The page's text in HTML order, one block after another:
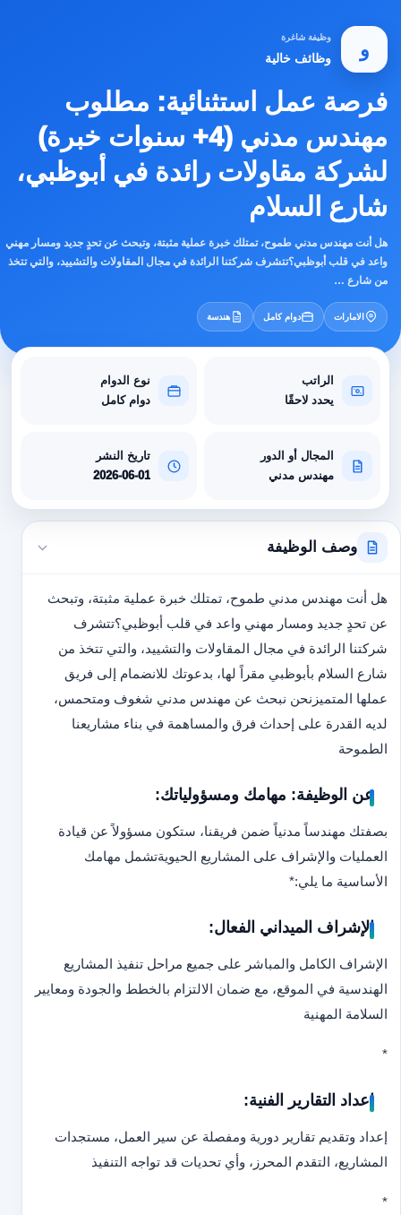
و
وظيفة شاغرة
وظائف خالية
فرصة عمل استثنائية: مطلوب
مهندس مدني (4+ سنوات خبرة)
لشركة مقاولات رائدة في أبوظبي،
شارع السلام
هل أنت مهندس مدني طموح، تمتلك خبرة عملية مثبتة، وتبحث عن تحدٍ جديد ومسار مهني
واعد في قلب أبوظبي؟تتشرف شركتنا الرائدة في مجال المقاولات والتشييد، والتي تتخذ
من شارع …
الامارات دوام كامل هندسة
الراتب
يحدد لاحقًا
نوع الدوام
دوام كامل
المجال أو الدور
مهندس مدني
تاريخ النشر
2026-06-01
وصف الوظيفة
هل أنت مهندس مدني طموح، تمتلك خبرة عملية مثبتة، وتبحث
عن تحدٍ جديد ومسار مهني واعد في قلب أبوظبي؟تتشرف
شركتنا الرائدة في مجال المقاولات والتشييد، والتي تتخذ من
شارع السلام بأبوظبي مقراً لها، بدعوتك للانضمام إلى فريق
عملها المتميز نحن نبحث عن مهندس مدني شغوف ومتحمس،
لديه القدرة على إحداث فرق والمساهمة في بناء مشاريعنا
الطموحة
عن الوظيفة: مهامك ومسؤولياتك:
بصفتك مهندساً مدنياً ضمن فريقنا، ستكون مسؤولاً عن قيادة
العمليات والإشراف على المشاريع الحيويةتشمل مهامك
الأساسية ما يلي:*
الإشراف الميداني الفعال:
الإشراف الكامل والمباشر على جميع مراحل تنفيذ المشاريع
الهندسية في الموقع، مع ضمان الالتزام بالخطط والجودة ومعايير
السلامة المهنية
*
إعداد التقارير الفنية:
إعداد وتقديم تقارير دورية ومفصلة عن سير العمل، مستجدات
المشاريع، التقدم المحرز، وأي تحديات قد تواجه التنفيذ
*